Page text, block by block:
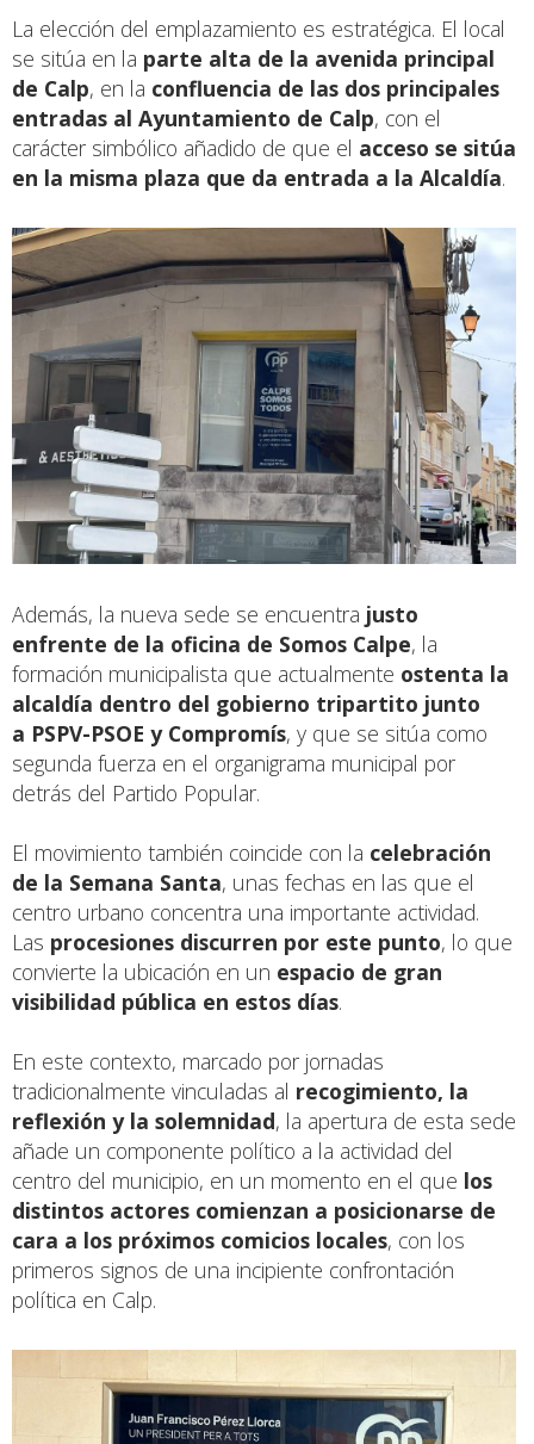
La elección del emplazamiento es estratégica. El local
se sitúa en la parte alta de la avenida principal
de Calp, en la confluencia de las dos principales
entradas al Ayuntamiento de Calp, con el
carácter simbólico añadido de que el acceso se sitúa
en la misma plaza que da entrada a la Alcaldía.
Además, la nueva sede se encuentra justo
enfrente de la oficina de Somos Calpe, la
formación municipalista que actualmente ostenta la
alcaldía dentro del gobierno tripartito junto
a PSPV-PSOE y Compromís, y que se sitúa como
segunda fuerza en el organigrama municipal por
detrás del Partido Popular.
El movimiento también coincide con la celebración
de la Semana Santa, unas fechas en las que el
centro urbano concentra una importante actividad.
Las procesiones discurren por este punto, lo que
convierte la ubicación en un espacio de gran
visibilidad pública en estos días.
En este contexto, marcado por jornadas
tradicionalmente vinculadas al recogimiento, la
reflexión y la solemnidad, la apertura de esta sede
añade un componente político a la actividad del
centro del municipio, en un momento en el que los
distintos actores comienzan a posicionarse de
cara a los próximos comicios locales, con los
primeros signos de una incipiente confrontación
política en Calp.